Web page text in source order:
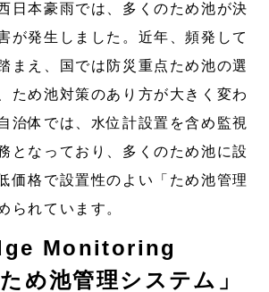
日本豪雨では、多くのため池が決
が発生しました。近年、頻発して
まえ、国では防災重点ため池の選
ため池対策のあり方が大きく変わ
治体では、水位計設置を含め監視
となっており、多くのため池に設
価格で設置性のよい「ため池管理
られています。
Monitoring
め池管理システム」